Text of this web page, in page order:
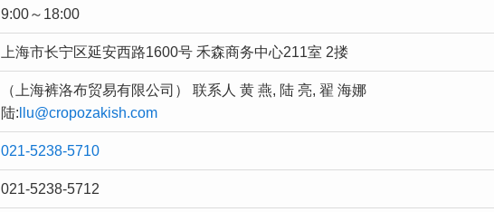
9:00～18:00
上海市长宁区延安西路1600号 禾森商务中心211室 2搂
（上海裤洛布贸易有限公司） 联系人 黄 燕, 陆 亮, 翟 海娜
陆: llu@cropozakish.com
021-5238-5710
021-5238-5712